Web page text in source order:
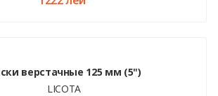
верстачные 125 мм (5")
LICOTA